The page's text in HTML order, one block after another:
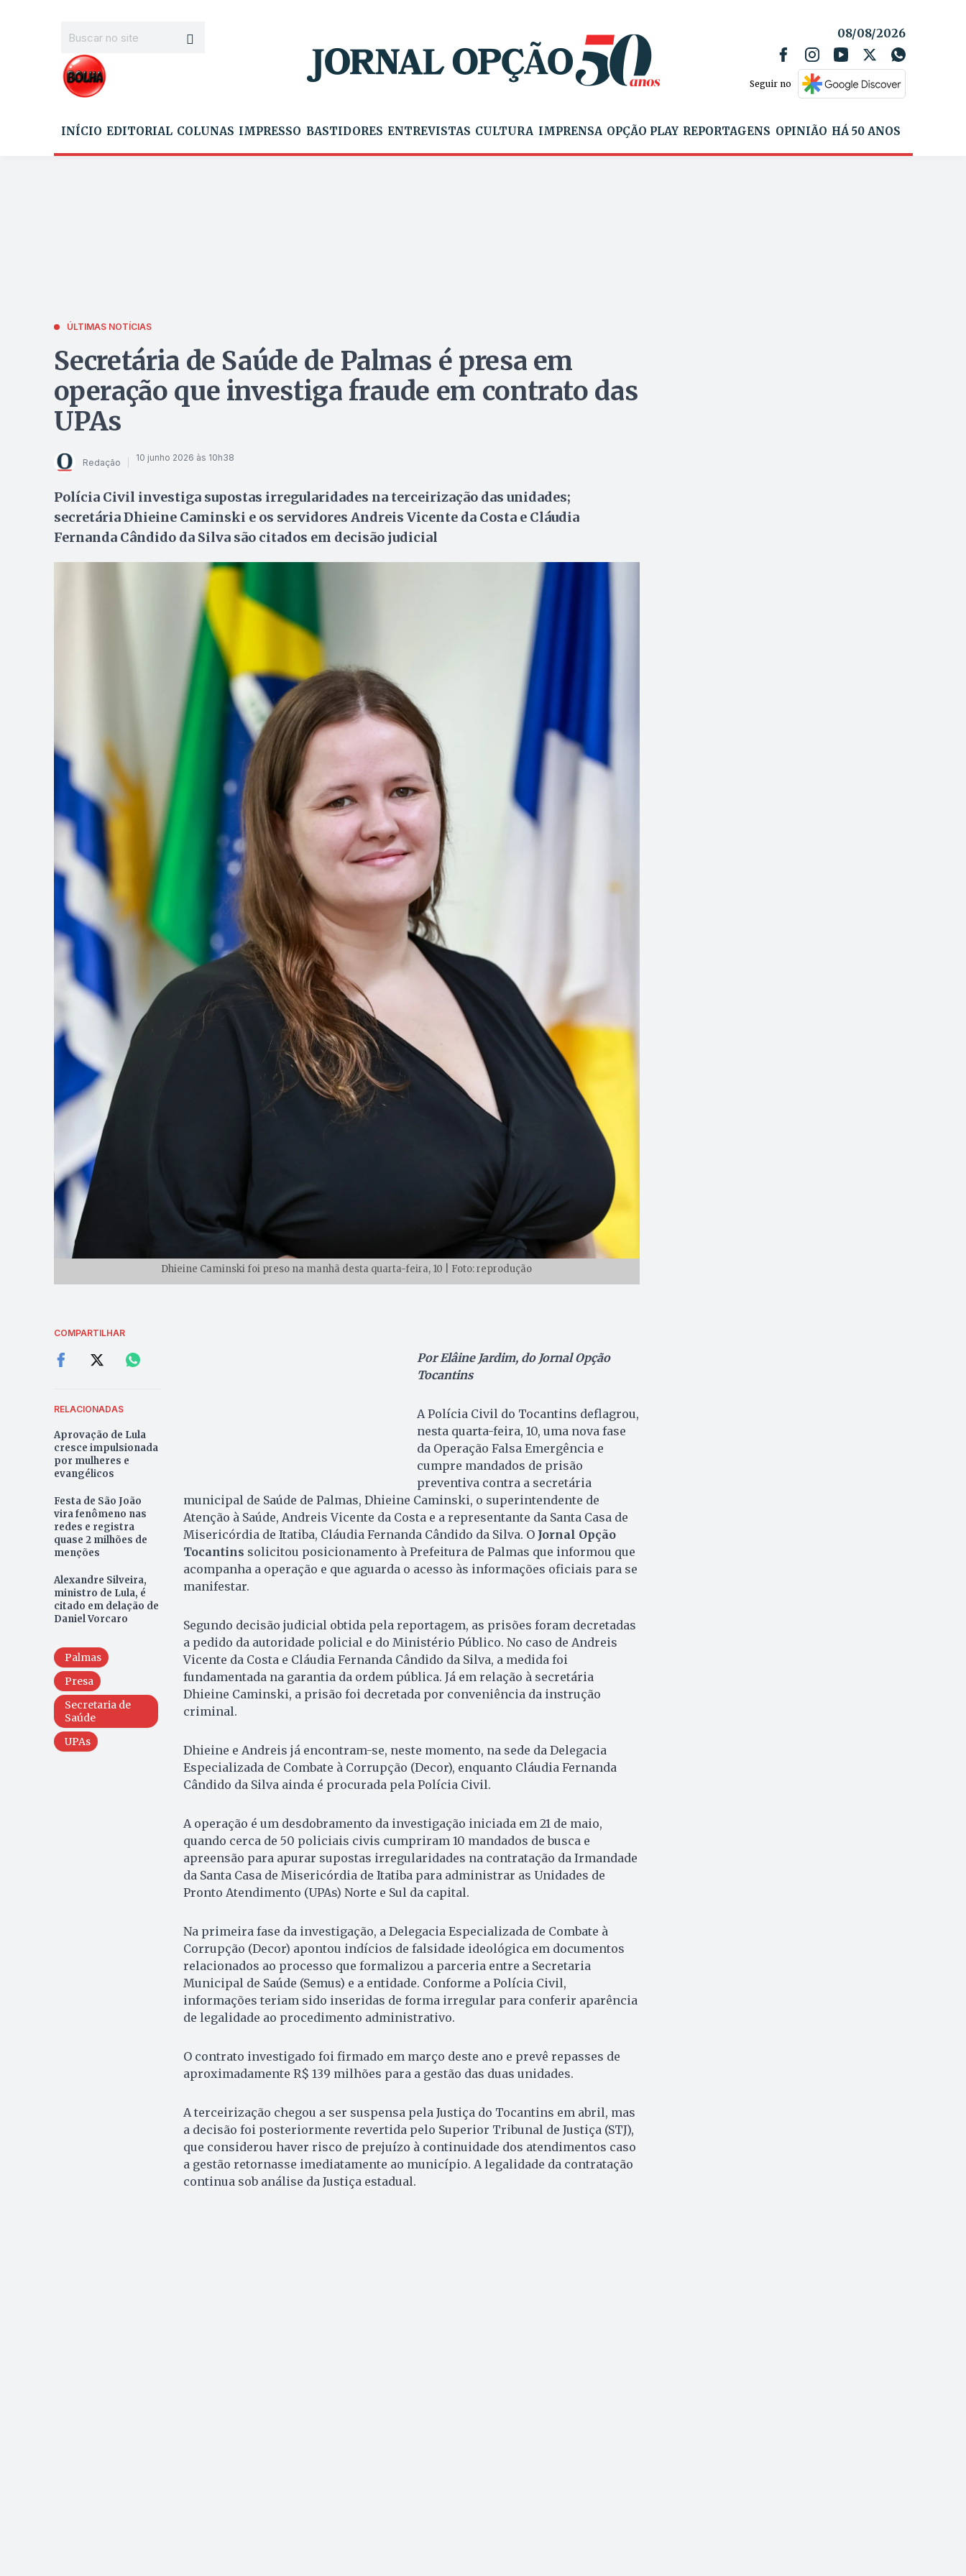
08/08/2026
Seguir no
INÍCIO EDITORIAL COLUNAS IMPRESSO BASTIDORES ENTREVISTAS CULTURA IMPRENSA OPÇÃO PLAY REPORTAGENS OPINIÃO HÁ 50 ANOS
ÚLTIMAS NOTÍCIAS
Secretária de Saúde de Palmas é presa em
operação que investiga fraude em contrato das
UPAs
Redação 10 junho 2026 às 10h38
Polícia Civil investiga supostas irregularidades na terceirização das unidades;
secretária Dhieine Caminski e os servidores Andreis Vicente da Costa e Cláudia
Fernanda Cândido da Silva são citados em decisão judicial
Dhieine Caminski foi preso na manhã desta quarta-feira, 10 | Foto: reprodução
COMPARTILHAR
RELACIONADAS
Aprovação de Lula
cresce impulsionada
por mulheres e
evangélicos
Festa de São João
vira fenômeno nas
redes e registra
quase 2 milhões de
menções
Alexandre Silveira,
ministro de Lula, é
citado em delação de
Daniel Vorcaro
Palmas
Presa
Secretaria de
Saúde
UPAs
Por Elâine Jardim, do Jornal Opção
Tocantins
A Polícia Civil do Tocantins deflagrou,
nesta quarta-feira, 10, uma nova fase
da Operação Falsa Emergência e
cumpre mandados de prisão
preventiva contra a secretária
municipal de Saúde de Palmas, Dhieine Caminski, o superintendente de
Atenção à Saúde, Andreis Vicente da Costa e a representante da Santa Casa de
Misericórdia de Itatiba, Cláudia Fernanda Cândido da Silva. O Jornal Opção
Tocantins solicitou posicionamento à Prefeitura de Palmas que informou que
acompanha a operação e que aguarda o acesso às informações oficiais para se
manifestar.
Segundo decisão judicial obtida pela reportagem, as prisões foram decretadas
a pedido da autoridade policial e do Ministério Público. No caso de Andreis
Vicente da Costa e Cláudia Fernanda Cândido da Silva, a medida foi
fundamentada na garantia da ordem pública. Já em relação à secretária
Dhieine Caminski, a prisão foi decretada por conveniência da instrução
criminal.
Dhieine e Andreis já encontram-se, neste momento, na sede da Delegacia
Especializada de Combate à Corrupção (Decor), enquanto Cláudia Fernanda
Cândido da Silva ainda é procurada pela Polícia Civil.
A operação é um desdobramento da investigação iniciada em 21 de maio,
quando cerca de 50 policiais civis cumpriram 10 mandados de busca e
apreensão para apurar supostas irregularidades na contratação da Irmandade
da Santa Casa de Misericórdia de Itatiba para administrar as Unidades de
Pronto Atendimento (UPAs) Norte e Sul da capital.
Na primeira fase da investigação, a Delegacia Especializada de Combate à
Corrupção (Decor) apontou indícios de falsidade ideológica em documentos
relacionados ao processo que formalizou a parceria entre a Secretaria
Municipal de Saúde (Semus) e a entidade. Conforme a Polícia Civil,
informações teriam sido inseridas de forma irregular para conferir aparência
de legalidade ao procedimento administrativo.
O contrato investigado foi firmado em março deste ano e prevê repasses de
aproximadamente R$ 139 milhões para a gestão das duas unidades.
A terceirização chegou a ser suspensa pela Justiça do Tocantins em abril, mas
a decisão foi posteriormente revertida pelo Superior Tribunal de Justiça (STJ),
que considerou haver risco de prejuízo à continuidade dos atendimentos caso
a gestão retornasse imediatamente ao município. A legalidade da contratação
continua sob análise da Justiça estadual.